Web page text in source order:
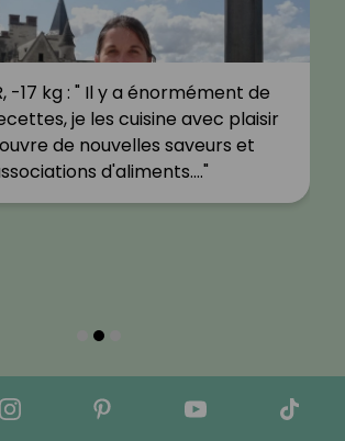
-17 kg : " Il y a énormément de
je les cuisine avec plaisir
de nouvelles saveurs et
d'aliments.…"